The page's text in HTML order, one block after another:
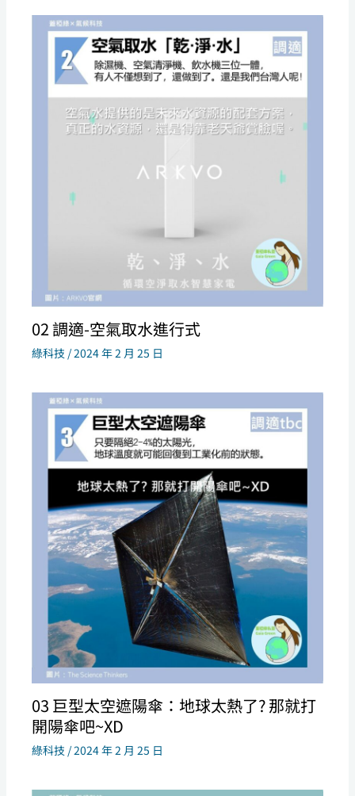
02 調適-空氣取水進行式
綠科技 /2024 年 2 月 25 日
03 巨型太空遮陽傘：地球太熱了? 那就打
開陽傘吧~XD
綠科技 /2024 年 2 月 25 日